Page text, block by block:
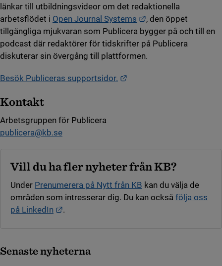
länkar till utbildningsvideor om det redaktionella
arbetsflödet i Open Journal Systems Länk till annan
, den öppet
tillgängliga mjukvaran som Publicera bygger på och till en
podcast där redaktörer för tidskrifter på Publicera
diskuterar sin övergång till plattformen.
Besök Publiceras supportsidor.
Kontakt
Arbetsgruppen för Publicera
publicera@kb.se
Vill du ha fler nyheter från KB?
Under Prenumerera på Nytt från KB kan du välja de
områden som intresserar dig. Du kan också följa oss
på LinkedIn
Länk till annan webbplats.
.
Senaste nyheterna